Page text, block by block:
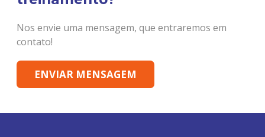
Nos envie uma mensagem, que entraremos em
contato!
ENVIAR MENSAGEM